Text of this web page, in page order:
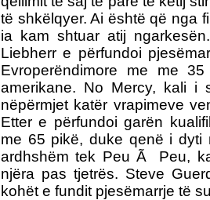
të shkëlqyer. Ai është që nga
ia kam shtuar atij
Liebherr e përfundoi
Evroperëndimore me me
amerikane. No Mercy, kali i
nëpërmjet katër vrapimeve
Etter e përfundoi garën
me 65 pikë, duke qenë i dyti
ardhshëm tek Peu Ã Peu,
njëra pas tjetrës. Steve
kohët e fundit pjesëmarrje të